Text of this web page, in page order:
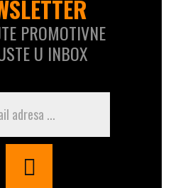
PROMOTIVNE
U INBOX